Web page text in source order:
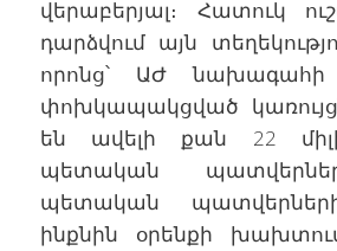
վերաբերյալ։ Հատուկ
դարձվում այն
որոնց՝ ԱԺ
փոխկապակցված
են ավելի քան 22
պետական
պետական
ինքնին օրենքի